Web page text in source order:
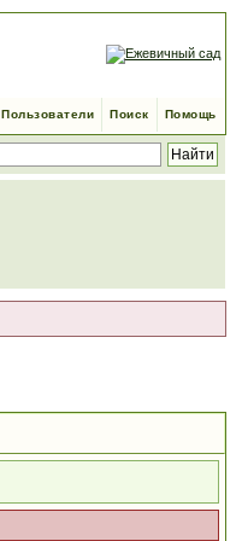
Помощь
Поиск
Пользователи